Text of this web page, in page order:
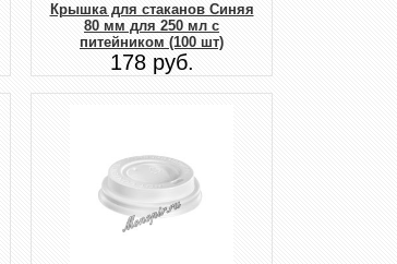
Крышка для стаканов Синяя
80 мм для 250 мл с
питейником (100 шт)
178 руб.